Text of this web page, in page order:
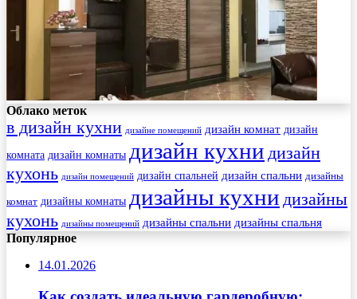
Облако меток
в дизайн кухни дизайне помещений дизайн комнат дизайн
комната дизайн комнаты дизайн кухни дизайн
кухонь дизайн помещений дизайн спальней дизайн спальни дизайны
комнат дизайны комнаты дизайны кухни дизайны
кухонь дизайны помещений дизайны спальни дизайны спальня
Популярное
14.01.2026